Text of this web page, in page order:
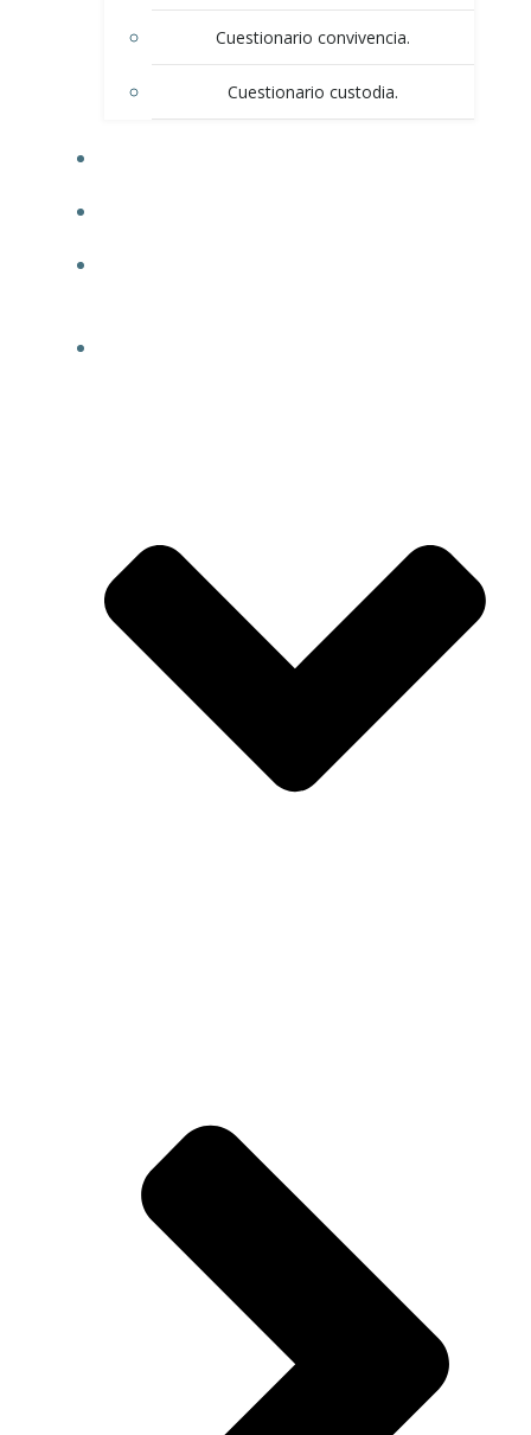
Cuestionario convivencia.
Cuestionario custodia.